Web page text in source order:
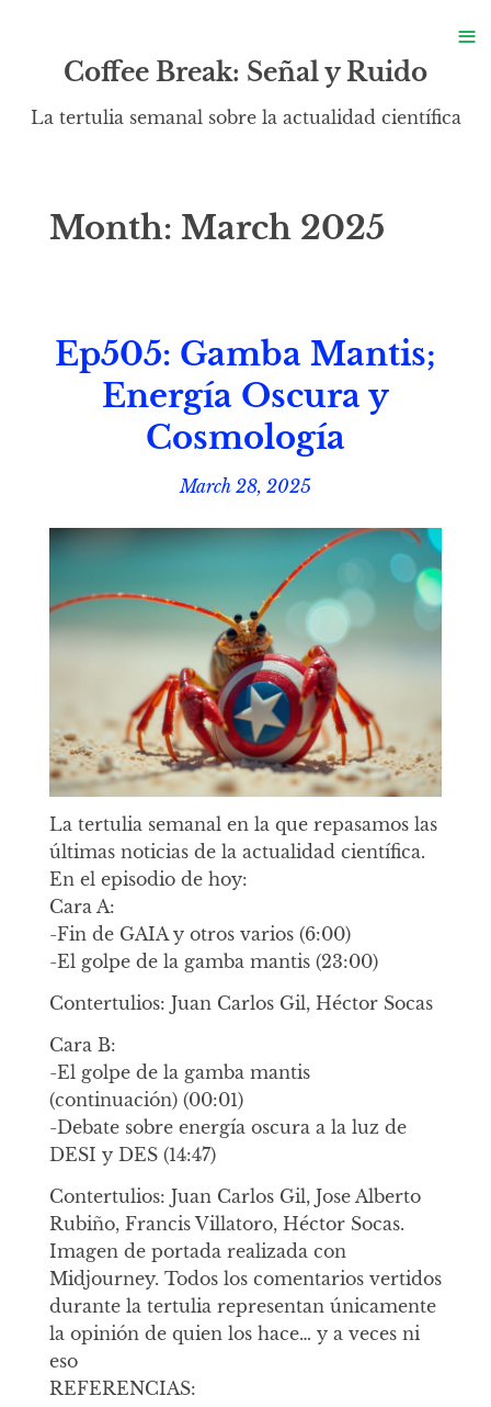
Coffee Break: Señal y Ruido
La tertulia semanal sobre la actualidad científica
Month: March 2025
Ep505: Gamba Mantis;
Energía Oscura y
Cosmología
March 28, 2025
La tertulia semanal en la que repasamos las
últimas noticias de la actualidad científica.
En el episodio de hoy:
Cara A:
-Fin de GAIA y otros varios (6:00)
-El golpe de la gamba mantis (23:00)
Contertulios: Juan Carlos Gil, Héctor Socas
Cara B:
-El golpe de la gamba mantis
(continuación) (00:01)
-Debate sobre energía oscura a la luz de
DESI y DES (14:47)
Contertulios: Juan Carlos Gil, Jose Alberto
Rubiño, Francis Villatoro, Héctor Socas.
Imagen de portada realizada con
Midjourney. Todos los comentarios vertidos
durante la tertulia representan únicamente
la opinión de quien los hace… y a veces ni
eso
REFERENCIAS:
≡